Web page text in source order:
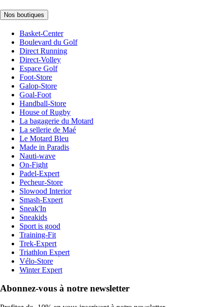
Nos boutiques
Basket-Center
Boulevard du Golf
Direct Running
Direct-Volley
Espace Golf
Foot-Store
Galop-Store
Goal-Foot
Handball-Store
House of Rugby
La bagagerie du Motard
La sellerie de Maé
Le Motard Bleu
Made in Paradis
Nauti-wave
On-Fight
Padel-Expert
Pecheur-Store
Slowood Interior
Smash-Expert
Sneak'In
Sneakids
Sport is good
Training-Fit
Trek-Expert
Triathlon Expert
Vélo-Store
Winter Expert
Abonnez-vous à notre newsletter